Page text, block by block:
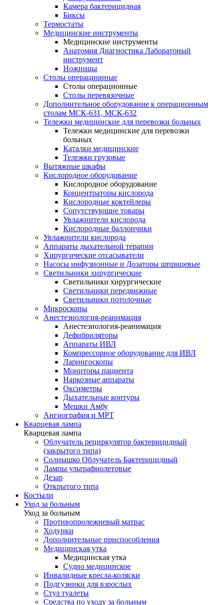
Камера бактерицидная
Биксы
Термостаты
Медицинские инструменты
Медицинские инструменты
Анатомия Диагностика Лаборатоный
инструмент
Ножницы
Столы операционные
Столы операционные
Столы перевязочные
Дополнительное оборудование к операционным
столам МСК-631, МСК-632
Тележки медицинские для перевозки больных
Тележки медицинские для перевозки
больных
Каталки медицинские
Тележки грузовые
Вытяжные шкафы
Кислородное оборудование
Кислородное оборудование
Концентраторы кислорода
Кислородные коктейлеры
Сопутствующие товары
Увлажнители кислорода
Кислородные баллончики
Увлажнители кислорода
Аппараты дыхательной терапии
Хирургические отсасыватели
Насосы инфузионные и Дозаторы шприцевые
Светильники хирургические
Светильники хирургические
Светильники передвижные
Светильники потолочные
Микроскопы
Анестезиология-реанимация
Анестезиология-реанимация
Дефибриляторы
Аппараты ИВЛ
Компрессорное оборудование для ИВЛ
Ларингоскопы
Мониторы пациента
Наркозные аппараты
Оксиметры
Дыхательные контуры
Мешки Амбу
Ангиография и МРТ
Кварцевая лампа
Кварцевая лампа
Облучатель рециркулятор бактерицидный
(закрытого типа)
Солнышко Облучатель Бактерицидный
Лампы ультрафиолетовые
Дезар
Открытого типа
Костыли
Уход за больным
Уход за больным
Противопролежневый матрас
Ходунки
Дополнительные приспособления
Медицинская утка
Медицинская утка
Судно медицинское
Инвалидные кресла-коляски
Подгузники для взрослых
Стул туалеты
Средства по уходу за больным